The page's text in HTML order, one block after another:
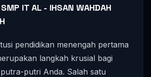
IT AL - IHSAN WAHDAH
pendidikan menengah pertama
langkah krusial bagi
putri Anda. Salah satu